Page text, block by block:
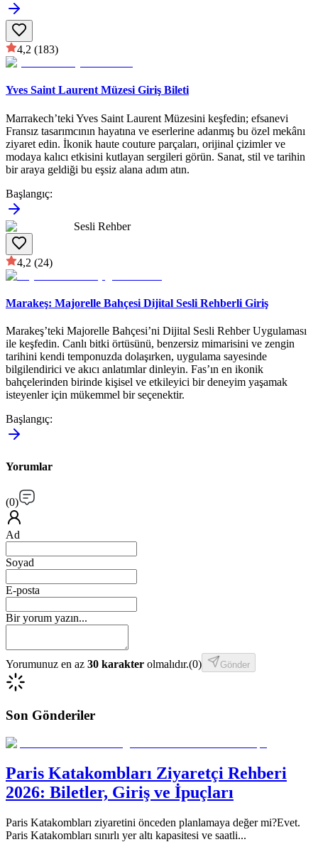
4,2 (183)
Yves Saint Laurent Müzesi Giriş Bileti
Marrakech’teki Yves Saint Laurent Müzesini keşfedin; efsanevi
Fransız tasarımcının hayatına ve eserlerine adanmış bu özel mekânı
ziyaret edin. İkonik haute couture parçaları, orijinal çizimler ve
modaya kalıcı etkisini kutlayan sergileri görün. Sanat, stil ve tarihin
bir araya geldiği bu eşsiz alana adım atın.
Başlangıç:
Sesli Rehber
4,2 (24)
Marakeş: Majorelle Bahçesi Dijital Sesli Rehberli Giriş
Marakeş’teki Majorelle Bahçesi’ni Dijital Sesli Rehber Uygulaması
ile keşfedin. Canlı bitki örtüsünü, benzersiz mimarisini ve zengin
tarihini kendi temponuzda dolaşırken, uygulama sayesinde
bilgilendirici ve akıcı anlatımlar dinleyin. Fas’ın en ikonik
bahçelerinden birinde kişisel ve etkileyici bir deneyim yaşamak
isteyenler için mükemmel bir seçenektir.
Başlangıç:
Yorumlar
(0)
Ad
Soyad
E-posta
Bir yorum yazın...
Yorumunuz en az 30 karakter olmalıdır.(0) Gönder
Son Gönderiler
Paris Katakombları Ziyaretçi Rehberi
2026: Biletler, Giriş ve İpuçları
Paris Katakombları ziyaretini önceden planlamaya değer mi?Evet.
Paris Katakombları sınırlı yer altı kapasitesi ve saatli...